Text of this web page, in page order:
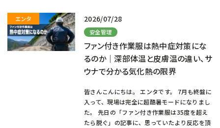
2026/07/28
安全管理
ファン付き作業服は熱中症対策にな
るのか｜深部体温と皮膚温の違い、サ
ウナで分かる気化熱の限界
皆さんこんにちは。 エンタです。 7月も終盤に
入って、現場は完全に超酷暑モードになりまし
た。 先日の「ファン付き作業服は35度を超え
たら脱ぐ」の記事に、思っていたより反応を頂